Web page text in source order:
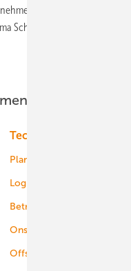
die Kosten für die
Schoenergie.
Technologie
Planung
Logistik
Betrieb
Onshore-Wind
Offshore-Wind